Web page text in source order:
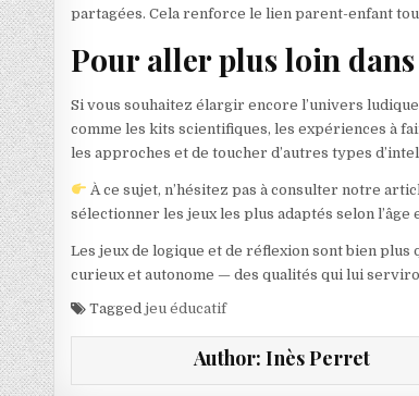
partagées. Cela renforce le lien parent-enfant
Pour aller plus loin
Si vous souhaitez élargir encore l’univers
comme les kits scientifiques, les expériences à
les approches et de toucher d’autres types
À ce sujet, n’hésitez pas à consulter notre
sélectionner les jeux les plus adaptés selon
Les jeux de logique et de réflexion sont bien
curieux et autonome — des qualités qui lui
Taggedjeu éducatif
Author: Inès Perret